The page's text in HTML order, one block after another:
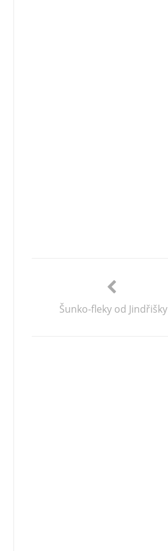
Šunko-fleky od Jindřišky